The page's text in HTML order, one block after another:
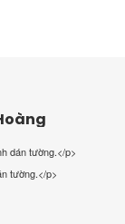
dán tường.</p>
tường.</p>